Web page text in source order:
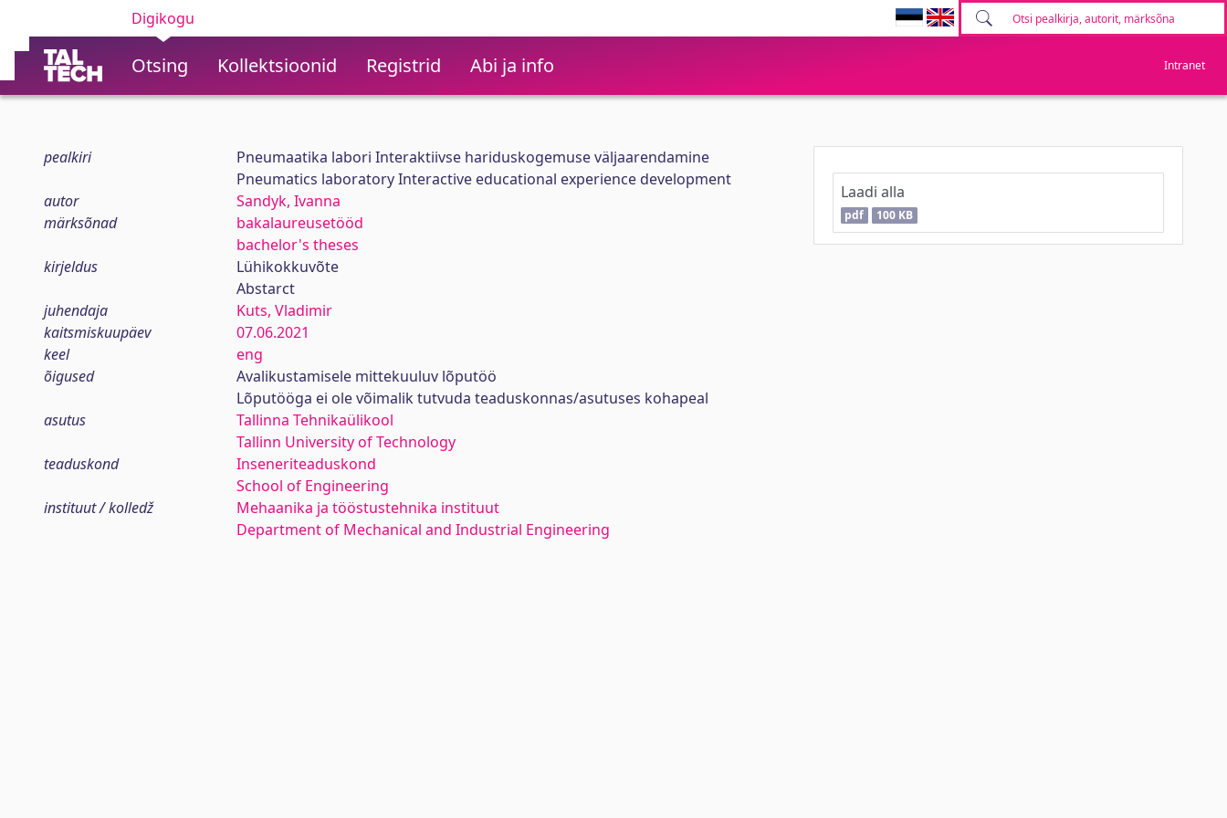
Digikogu
Otsing Kollektsioonid Registrid Abi ja info Intranet
pealkiri
Pneumaatika labori Interaktiivse hariduskogemuse väljaarendamine
Pneumatics laboratory Interactive educational experience development
autor
Sandyk, Ivanna
märksõnad
bakalaureusetööd
bachelor's theses
kirjeldus
Lühikokkuvõte
Abstarct
juhendaja
Kuts, Vladimir
kaitsmiskuupäev
07.06.2021
keel
eng
õigused
Avalikustamisele mittekuuluv lõputöö
Lõputööga ei ole võimalik tutvuda teaduskonnas/asutuses kohapeal
asutus
Tallinna Tehnikaülikool
Tallinn University of Technology
teaduskond
Inseneriteaduskond
School of Engineering
instituut / kolledž
Mehaanika ja tööstustehnika instituut
Department of Mechanical and Industrial Engineering
Laadi alla
pdf 100 KB